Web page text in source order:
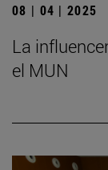
08 | 04 | 2025
La
el MUN